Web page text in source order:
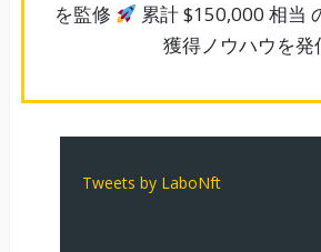
を監修
累計 $150,000 相当
獲得ノウハウを発
Tweets by LaboNft